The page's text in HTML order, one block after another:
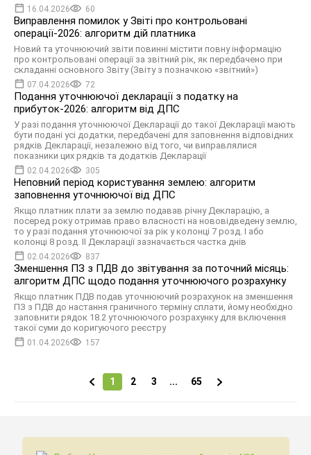
16.04.2026 60
Виправлення помилок у Звіті про контрольовані
операції-2026: алгоритм дій платника
Новий та уточнюючий звіти повинні містити повну інформацію
про контрольовані операції за звітний рік, як передбачено при
складанні основного Звіту (Звіту з позначкою «звітний»)
07.04.2026 72
Подання уточнюючої декларації з податку на
прибуток-2026: алгоритм від ДПС
У разі подання уточнюючої Декларації до такої Декларації мають
бути подані усі додатки, передбачені для заповнення відповідних
рядків Декларації, незалежно від того, чи виправлялися
показники цих рядків та додатків Декларації
02.04.2026 305
Неповний період користування землею: алгоритм
заповнення уточнюючої від ДПС
Якщо платник плати за землю подавав річну Декларацію, а
посеред року отримав право власності на нововідведену землю,
то у разі подання уточнюючої за рік у колонці 7 розд. І або
колонці 8 розд. ІІ Декларації зазначається частка днів
02.04.2026 837
Зменшення ПЗ з ПДВ до звітування за поточний місяць:
алгоритм ДПС щодо подання уточнюючого розрахунку
Якщо платник ПДВ подав уточнюючий розрахунок на зменшення
ПЗ з ПДВ до настання граничного терміну сплати, йому необхідно
заповнити рядок 18.2 уточнюючого розрахунку для включення
такої суми до коригуючого реєстру
01.04.2026 157
1 2 3 ... 65